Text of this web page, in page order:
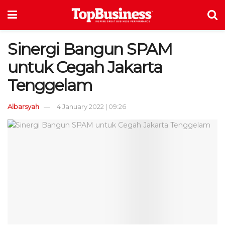
Sinergi Bangun SPAM
untuk Cegah Jakarta
Tenggelam
Albarsyah 4 January 2022 | 09:26